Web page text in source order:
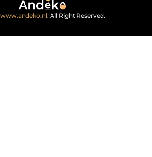
www.andeko.nl. All Right Reserved.